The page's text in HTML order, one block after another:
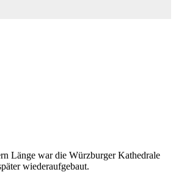
Länge war die Würzburger Kathedrale
wiederaufgebaut.